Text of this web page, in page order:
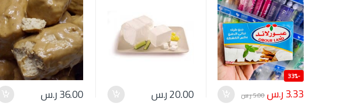
-
33%
3.33ر.س 5.00ر.س 20.00ر.س 36.00ر.س